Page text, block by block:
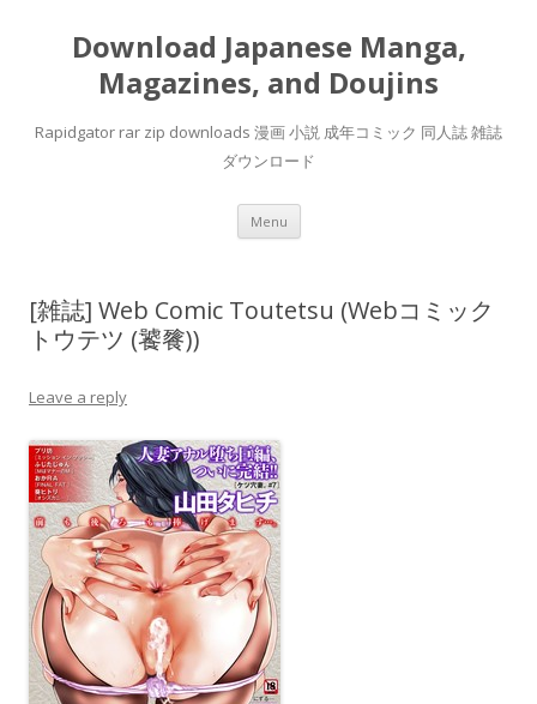
Download Japanese Manga,
Magazines, and Doujins
Rapidgator rar zip downloads 漫画 小説 成年コミック 同人誌 雑誌
ダウンロード
Menu Skip
content
[雑誌] Web Comic Toutetsu (Webコミック
トウテツ (饕餮))
Leave a reply